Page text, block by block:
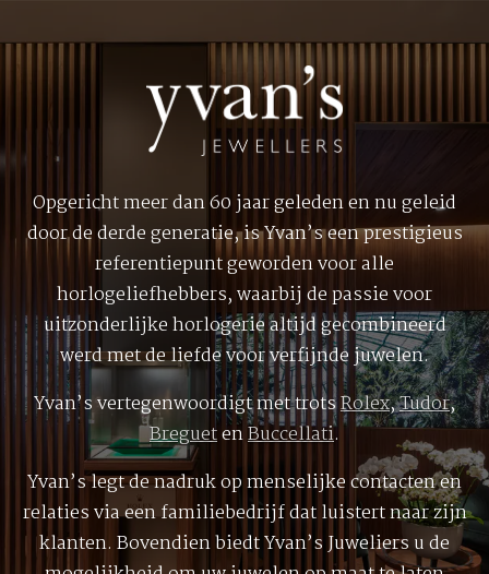
Opgericht meer dan 60 jaar geleden en nu geleid
door de derde generatie, is Yvan’s een prestigieus
referentiepunt geworden voor alle
horlogeliefhebbers, waarbij de passie voor
uitzonderlijke horlogerie altijd gecombineerd
werd met de liefde voor verfijnde juwelen.
Yvan’s vertegenwoordigt met trotsRolex,Tudor,
BreguetenBuccellati.
Yvan’s legt de nadruk op menselijke contacten en
relaties via een familiebedrijf dat luistert naar zijn
klanten. Bovendien biedt Yvan’s Juweliers u de